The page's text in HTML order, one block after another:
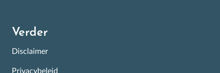
Verder
Disclaimer
Privacybeleid